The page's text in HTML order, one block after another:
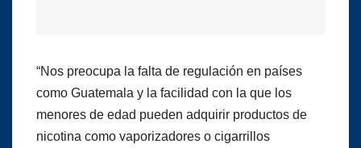
“Nos preocupa la falta de regulación en países
como Guatemala y la facilidad con la que los
menores de edad pueden adquirir productos de
nicotina como vaporizadores o cigarrillos